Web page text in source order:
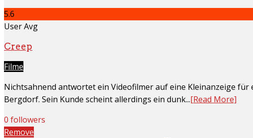
5.6
User Avg
Creep
Filme
Nichtsahnend antwortet ein Videofilmer auf eine Kleinanzeige
Bergdorf. Sein Kunde scheint allerdings ein dunk...[Read More]
0 followers
Remove